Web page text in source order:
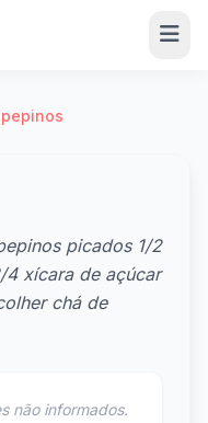
picados 1/2
xícara de açúcar
chá de
não informados.